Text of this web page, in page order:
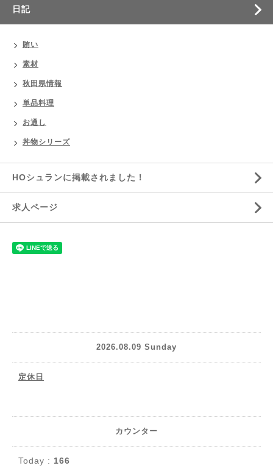
日記
賄い
素材
秋田県情報
単品料理
お通し
丼物シリーズ
HOシュランに掲載されました！
求人ページ
2026.08.09 Sunday
定休日
カウンター
Today : 166